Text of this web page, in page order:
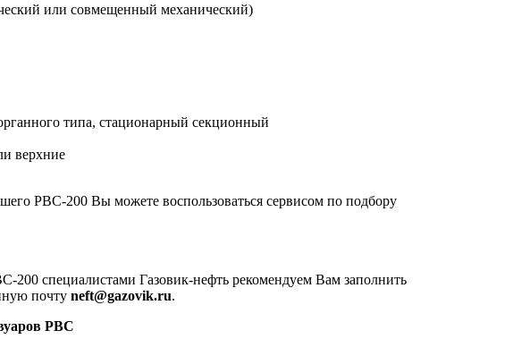
или совмещенный механический)
типа, стационарный секционный
верхние
РВС-200 Вы можете воспользоваться сервисом по подбору
200 специалистами Газовик-нефть рекомендуем Вам заполнить
почту neft@gazovik.ru.
РВС